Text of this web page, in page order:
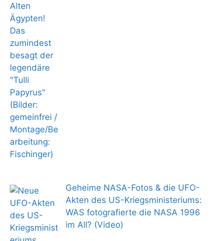
Geheime NASA-Fotos & die UFO-
Akten des US-Kriegsministeriums:
WAS fotografierte die NASA 1996
im All? (Video)